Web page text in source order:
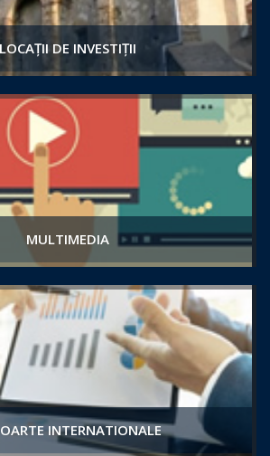
LOCAȚII DE INVESTIȚII
MULTIMEDIA
INTERNATIONALE